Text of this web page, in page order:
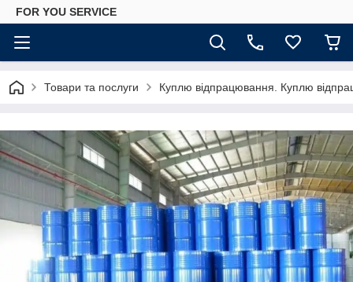
FOR YOU SERVICE
Товари та послуги Куплю відпрацювання. Куплю